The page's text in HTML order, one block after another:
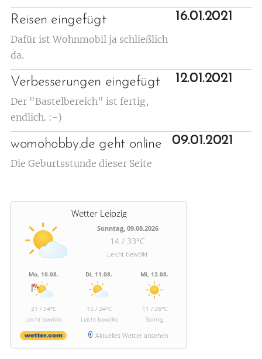
Reisen eingefügt
Dafür ist Wohnmobil ja schließlich
da.
16.01.2021
Verbesserungen eingefügt
Der "Bastelbereich" ist fertig,
endlich. :-)
12.01.2021
womohobby.de geht online
Die Geburtsstunde dieser Seite
09.01.2021
Wetter Leipzig
Sonntag, 09.08.2026
14 / 33°C
Leicht bewölkt
Mo, 10.08.
21 / 34°C
Leicht bewölkt
Di, 11.08.
15 / 24°C
Leicht bewölkt
Mi, 12.08.
11 / 26°C
Sonnig
Aktuelles Wetter ansehen